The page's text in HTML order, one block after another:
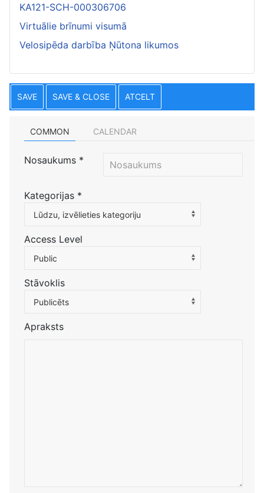
KA121-SCH-000306706
Virtuālie brīnumi visumā
Velosipēda darbība Ņūtona likumos
SAVE SAVE & CLOSE ATCELT
COMMON CALENDAR
Nosaukums *
Kategorijas *
Atlasiet kategoriju, lai filtrētu sarakstu
Lūdzu, izvēlieties kategoriju
Access Level
Public
Stāvoklis
Publicēts
Apraksts